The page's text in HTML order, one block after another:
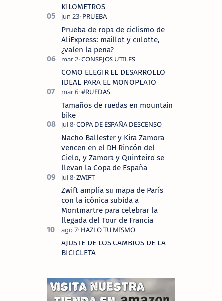
KILOMETROS
Prueba de ropa de ciclismo de
AliExpress: maillot y culotte,
¿valen la pena?
COMO ELEGIR EL DESARROLLO
IDEAL PARA EL MONOPLATO
Tamaños de ruedas en mountain
bike
Nacho Ballester y Kira Zamora
vencen en el DH Rincón del
Cielo, y Zamora y Quinteiro se
llevan la Copa de España
Zwift amplía su mapa de París
con la icónica subida a
Montmartre para celebrar la
llegada del Tour de Francia
AJUSTE DE LOS CAMBIOS DE LA
BICICLETA